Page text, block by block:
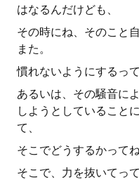
はなるんだけども、
その時にね、そのこと
また。
慣れないようにするっ
あるいは、その騒音に
しようとしていること
て、
そこでどうするかって
そこで、力を抜いてっ